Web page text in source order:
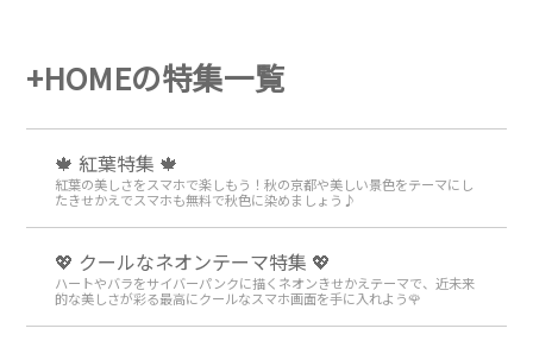
+HOMEの特集一覧
🍁 紅葉特集 🍁
紅葉の美しさをスマホで楽しもう！秋の京都や美しい景色をテーマにし
たきせかえでスマホも無料で秋色に染めましょう♪
💖 クールなネオンテーマ特集 💖
ハートやバラをサイバーパンクに描くネオンきせかえテーマで、近未来
的な美しさが彩る最高にクールなスマホ画面を手に入れよう🌹